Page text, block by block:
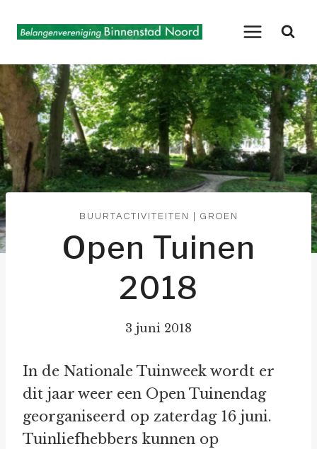
naar
BUURTACTIVITEITEN GROEN
Open Tuinen
2018
3 juni 2018
In de Nationale Tuinweek wordt er
dit jaar weer een Open Tuinendag
georganiseerd op zaterdag 16 juni.
Tuinliefhebbers kunnen op